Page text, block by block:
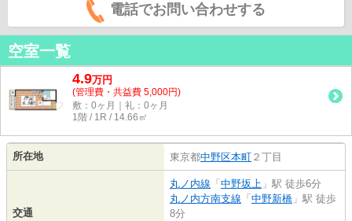
電話でお問い合わせする
空室一覧
4.9万円
(管理費・共益費 5,000円)
敷：0ヶ月｜礼：0ヶ月
1階 / 1R / 14.66㎡
所在地 東京都中野区本町 ２丁目
交通
丸ノ内線 「 中野坂上 」駅 徒歩6分
丸ノ内方南支線 「 中野新橋 」駅 徒歩
8分